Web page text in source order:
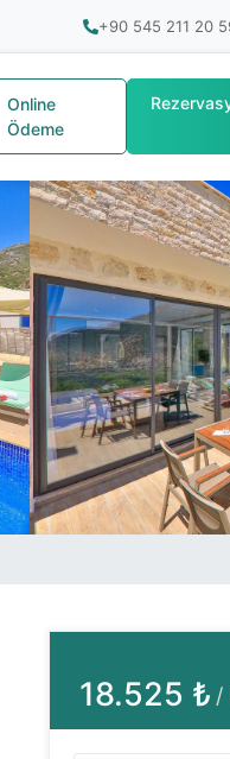
+90 545 211 20
Online
Ödeme
18.525 ₺ /